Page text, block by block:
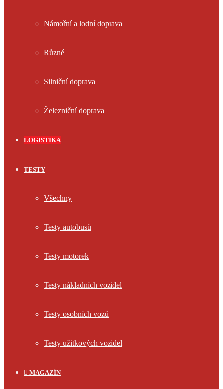
Námořní a lodní doprava
Různé
Silniční doprava
Železniční doprava
LOGISTIKA
TESTY
Všechny
Testy autobusů
Testy motorek
Testy nákladních vozidel
Testy osobních vozů
Testy užitkových vozidel
MAGAZÍN